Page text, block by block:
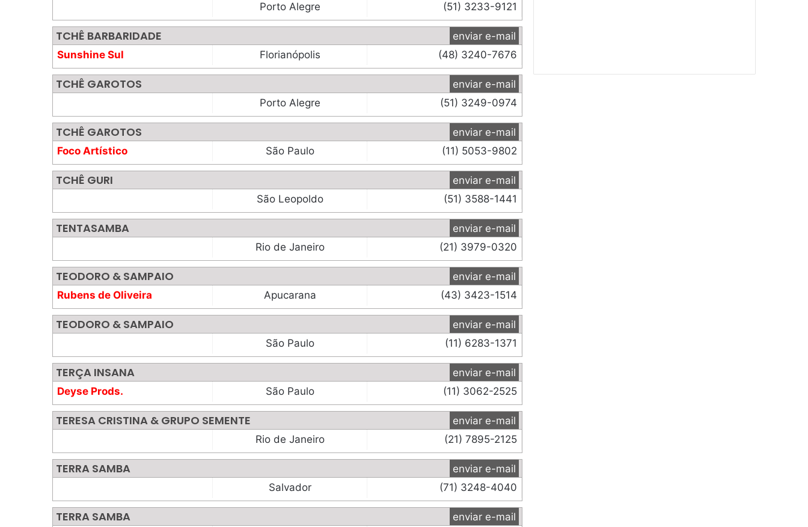
Porto Alegre
(51) 3233-9121
TCHÊ BARBARIDADE
enviar e-mail
Sunshine Sul
Florianópolis (48) 3240-7676
TCHÊ GAROTOS
enviar e-mail
Porto Alegre
(51) 3249-0974
TCHÊ GAROTOS
enviar e-mail
Foco Artístico
São Paulo (11) 5053-9802
TCHÊ GURI
enviar e-mail
São Leopoldo
(51) 3588-1441
TENTASAMBA
enviar e-mail
Rio de Janeiro
(21) 3979-0320
TEODORO & SAMPAIO
enviar e-mail
Rubens de Oliveira
Apucarana (43) 3423-1514
TEODORO & SAMPAIO
enviar e-mail
São Paulo
(11) 6283-1371
TERÇA INSANA
enviar e-mail
Deyse Prods.
São Paulo (11) 3062-2525
TERESA CRISTINA & GRUPO SEMENTE
enviar e-mail
Rio de Janeiro
(21) 7895-2125
TERRA SAMBA
enviar e-mail
Salvador
(71) 3248-4040
TERRA SAMBA
enviar e-mail